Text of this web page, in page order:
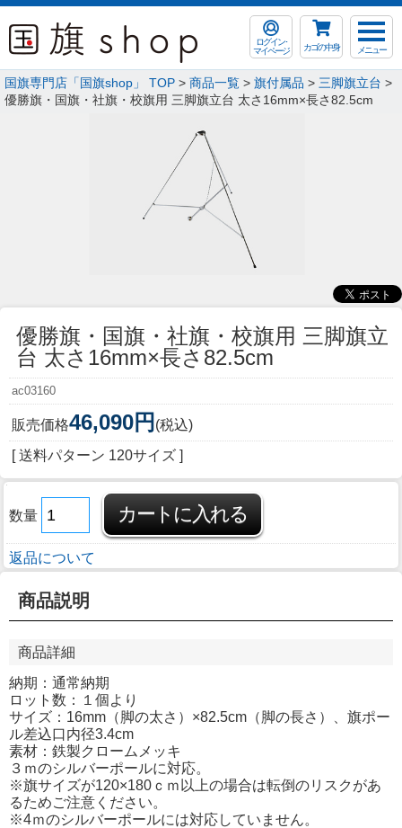
ログイン･
マイページ
カゴの中身 メニュー
国旗専門店「国旗shop」 TOP > 商品一覧 > 旗付属品 > 三脚旗立台 >
優勝旗・国旗・社旗・校旗用 三脚旗立台 太さ16mm×長さ82.5cm
優勝旗・国旗・社旗・校旗用 三脚旗立
台 太さ16mm×長さ82.5cm
ac03160
販売価格46,090円 (税込)
[ 送料パターン 120サイズ ]
数量
返品について
商品説明
商品詳細
納期：通常納期
ロット数：１個より
サイズ：16mm（脚の太さ）×82.5cm（脚の長さ）、旗ポー
ル差込口内径3.4cm
素材：鉄製クロームメッキ
３ｍのシルバーポールに対応。
※旗サイズが120×180ｃｍ以上の場合は転倒のリスクがあ
るためご注意ください。
※4ｍのシルバーポールには対応していません。